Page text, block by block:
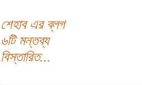
শেহাব এর ব্লগ
৬টি মন্তব্য
বিস্তারিত...